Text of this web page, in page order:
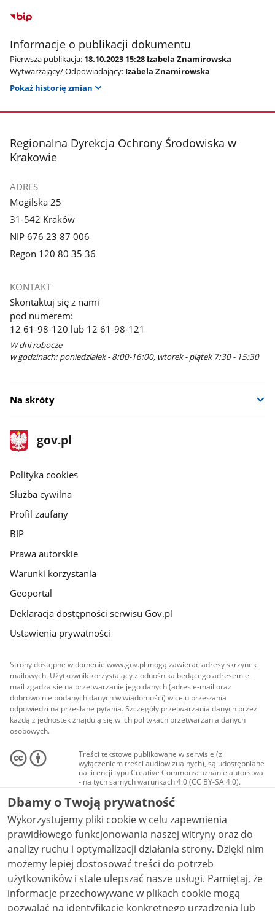
Informacje o publikacji dokumentu
Pierwsza publikacja: 18.10.2023 15:28 Izabela Znamirowska
Wytwarzający/ Odpowiadający: Izabela Znamirowska
Pokaż historię zmian
stopka
Regionalna Dyrekcja Ochrony Środowiska w
Krakowie
ADRES
Mogilska 25
31-542 Kraków
NIP 676 23 87 006
Regon 120 80 35 36
KONTAKT
Skontaktuj się z nami
pod numerem:
12 61-98-120 lub 12 61-98-121
W dni robocze
w godzinach: poniedziałek - 8:00-16:00, wtorek - piątek 7:30 - 15:30
Na skróty
stopka
gov.pl
Strona
gov.pl
gov.pl
Polityka cookies
Służba cywilna
Profil zaufany
BIP
Prawa autorskie
Warunki korzystania
Geoportal
Deklaracja dostępności serwisu Gov.pl
Ustawienia prywatności
Strony dostępne w domenie www.gov.pl mogą zawierać adresy skrzynek
mailowych. Użytkownik korzystający z odnośnika będącego adresem e-
mail zgadza się na przetwarzanie jego danych (adres e-mail oraz
dobrowolnie podanych danych w wiadomości) w celu przesłania
odpowiedzi na przesłane pytania. Szczegóły przetwarzania danych przez
każdą z jednostek znajdują się w ich politykach przetwarzania danych
osobowych.
Treści tekstowe publikowane w serwisie (z
wyłączeniem treści audiowizualnych), są udostępniane
na licencji typu Creative Commons: uznanie autorstwa
- na tych samych warunkach 4.0 (CC BY-SA 4.0).
Materiały audiowizualne, w tym zdjęcia, materiały
audio i wideo, są udostępniane na licencji typu
Creative Commons: uznanie autorstwa użycie
niekomercyjne - bez utworów zależnych 4.0 (CC BY-
NC-ND 4.0), o ile nie jest to stwierdzone inaczej.
Dbamy o Twoją prywatność
Wykorzystujemy pliki cookie w celu zapewnienia
prawidłowego funkcjonowania naszej witryny oraz do
analizy ruchu i optymalizacji działania strony. Dzięki nim
możemy lepiej dostosować treści do potrzeb
użytkowników i stale ulepszać nasze usługi. Pamiętaj, że
informacje przechowywane w plikach cookie mogą
pozwalać na identyfikację konkretnego urządzenia lub